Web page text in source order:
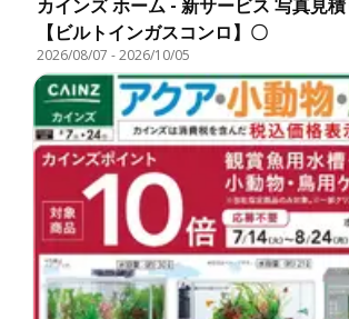
カインズ ホーム - 新サービス 写真見
【ビルトインガスコンロ】〇
2026/08/07 -2026/10/05